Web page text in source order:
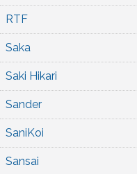
RTF
Saka
Saki Hikari
Sander
SaniKoi
Sansai